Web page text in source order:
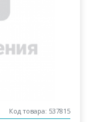
Код товара: 537815